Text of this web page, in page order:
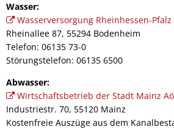
VG
Bodenheim
Wasser:
Wasserversorgung Rheinhessen-Pfalz
Rheinallee 87, 55294 Bodenheim
Telefon: 06135 73-0
Störungstelefon: 06135 6500
Abwasser:
Wirtschaftsbetrieb der Stadt Mainz
Industriestr. 70, 55120 Mainz
Kostenfreie Auszüge aus dem